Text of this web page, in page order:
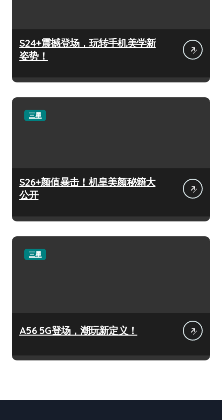
S24+震撼登场，玩转手机美学新
姿势！
三星
S26+颜值暴击！机皇美颜秘籍大
公开
三星
A56 5G登场，潮玩新定义！